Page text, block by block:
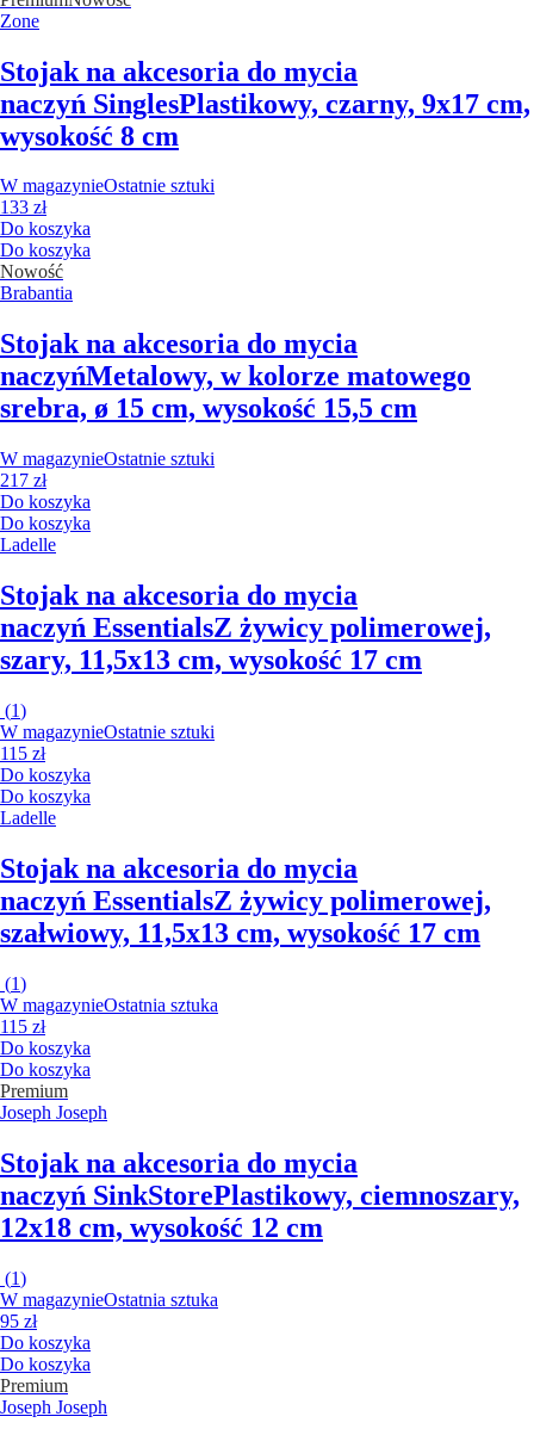
Zone
Stojak na akcesoria do mycia
naczyń SinglesPlastikowy, czarny, 9x17 cm,
wysokość 8 cm
W magazynieOstatnie sztuki
133 zł
Do koszyka
Do koszyka
Nowość
Brabantia
Stojak na akcesoria do mycia
naczyńMetalowy, w kolorze matowego
srebra, ø 15 cm, wysokość 15,5 cm
W magazynieOstatnie sztuki
217 zł
Do koszyka
Do koszyka
Ladelle
Stojak na akcesoria do mycia
naczyń EssentialsZ żywicy polimerowej,
szary, 11,5x13 cm, wysokość 17 cm
(1)
W magazynieOstatnie sztuki
115 zł
Do koszyka
Do koszyka
Ladelle
Stojak na akcesoria do mycia
naczyń EssentialsZ żywicy polimerowej,
szałwiowy, 11,5x13 cm, wysokość 17 cm
(1)
W magazynieOstatnia sztuka
115 zł
Do koszyka
Do koszyka
Premium
Joseph Joseph
Stojak na akcesoria do mycia
naczyń SinkStorePlastikowy, ciemnoszary,
12x18 cm, wysokość 12 cm
(1)
W magazynieOstatnia sztuka
95 zł
Do koszyka
Do koszyka
Premium
Joseph Joseph